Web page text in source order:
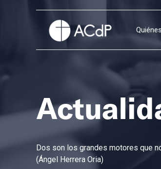
Dos son los grandes motores que
(Ángel Herrera Oria)